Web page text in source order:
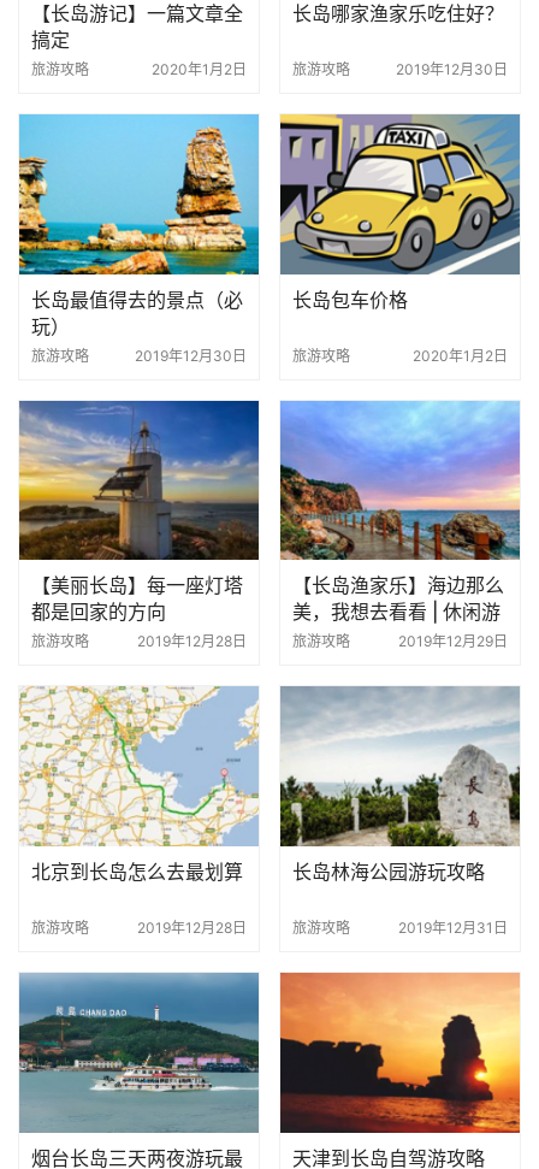
【长岛游记】一篇文章全
搞定
旅游攻略 2020年1月2日
长岛哪家渔家乐吃住好？
旅游攻略 2019年12月30日
长岛最值得去的景点（必
玩）
旅游攻略 2019年12月30日
长岛包车价格
旅游攻略 2020年1月2日
【美丽长岛】每一座灯塔
都是回家的方向
旅游攻略 2019年12月28日
【长岛渔家乐】海边那么
美，我想去看看 | 休闲游
+自驾游
旅游攻略 2019年12月29日
北京到长岛怎么去最划算
旅游攻略 2019年12月28日
长岛林海公园游玩攻略
旅游攻略 2019年12月31日
烟台长岛三天两夜游玩最 天津到长岛自驾游攻略